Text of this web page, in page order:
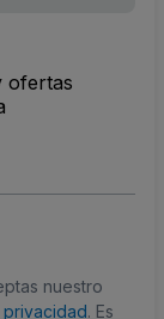
ofertas
nuestro
. Es